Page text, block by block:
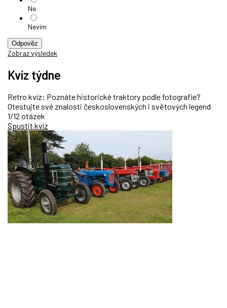
Ne
Nevím
Odpověz
Zobraz výsledek
Kvíz týdne
Retro kvíz: Poznáte historické traktory podle fotografie?
Otestujte své znalosti československých i světových legend
1/12 otázek
Spustit kvíz